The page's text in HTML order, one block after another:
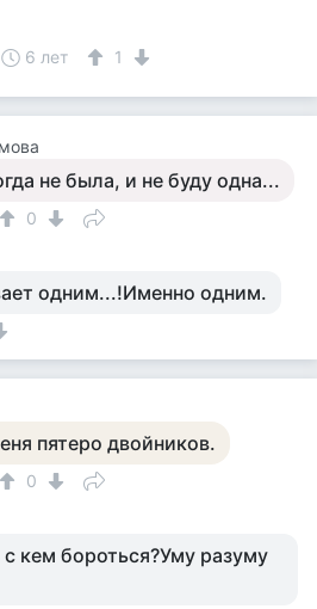
6 лет 1
не была, и не буду одна...
0
одним...!Именно одним.
пятеро двойников.
0
кем бороться?Уму разуму